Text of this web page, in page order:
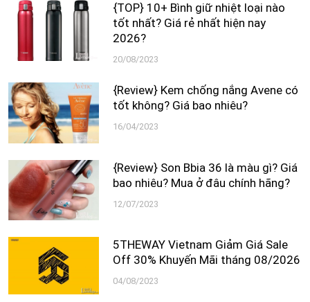
{TOP} 10+ Bình giữ nhiệt loại nào
tốt nhất? Giá rẻ nhất hiện nay
2026?
20/08/2023
{Review} Kem chống nắng Avene có
tốt không? Giá bao nhiêu?
16/04/2023
{Review} Son Bbia 36 là màu gì? Giá
bao nhiêu? Mua ở đâu chính hãng?
12/07/2023
5THEWAY Vietnam Giảm Giá Sale
Off 30% Khuyến Mãi tháng 08/2026
04/08/2023